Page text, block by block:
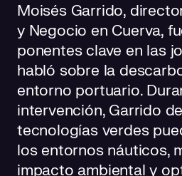
Moisés Garrido,
y Negocio en Cuerva,
ponentes clave en las
habló sobre la
entorno portuario.
intervención, Garrido
tecnologías verdes
los entornos náuticos,
impacto ambiental y